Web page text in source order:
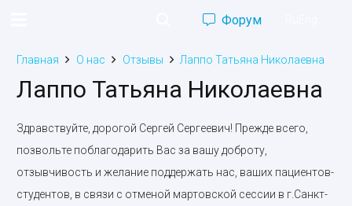
Форум
Главная О нас Отзывы Лаппо Татьяна Николаевна
Лаппо Татьяна Николаевна
Здравствуйте, дорогой Сергей Сергеевич! Прежде всего,
позвольте поблагодарить Вас за вашу доброту,
отзывчивость и желание поддержать нас, ваших пациентов-
студентов, в связи с отменой мартовской сессии в г.Санкт-